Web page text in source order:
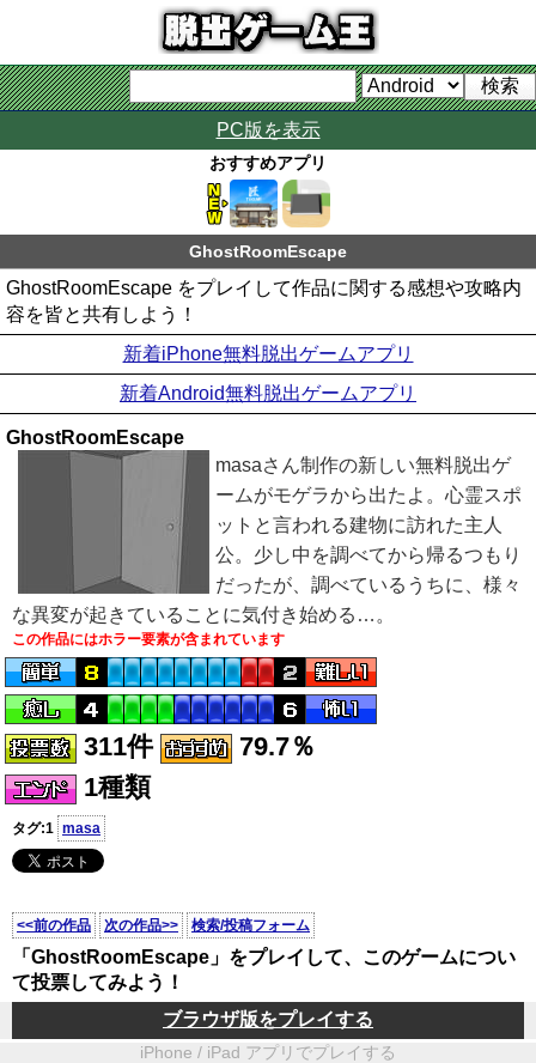
PC版を表示
おすすめアプリ
GhostRoomEscape
GhostRoomEscape をプレイして作品に関する感想や攻略内
容を皆と共有しよう！
新着iPhone無料脱出ゲームアプリ
新着Android無料脱出ゲームアプリ
GhostRoomEscape
masaさん制作の新しい無料脱出ゲ
ームがモゲラから出たよ。心霊スポ
ットと言われる建物に訪れた主人
公。少し中を調べてから帰るつもり
だったが、調べているうちに、様々
な異変が起きていることに気付き始める…。
この作品にはホラー要素が含まれています
311件
79.7％
1種類
タグ:1 masa
<<前の作品 次の作品>> 検索/投稿フォーム
「GhostRoomEscape」をプレイして、このゲームについ
て投票してみよう！
ブラウザ版をプレイする
iPhone / iPad アプリでプレイする